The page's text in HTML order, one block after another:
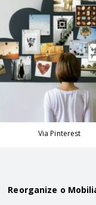
Via Pinterest
Reorganize o